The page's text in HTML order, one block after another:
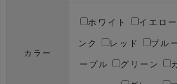
カラー
ホワイト イエロー
ンク レッド ブル
ープル グリーン